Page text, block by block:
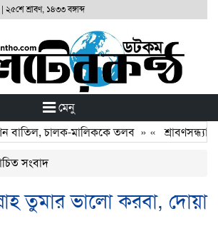
| ২৫শে শ্রাবণ, ১৪৩৩ বঙ্গাব্দ
মেনু
বাতিল, চালক-মালিককে তলব» «শ্রাবণসন্ধ্যায়
সংবাদ
তুমার ভালো করবা, দোয়া